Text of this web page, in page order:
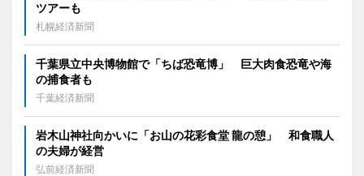
ツアーも
札幌経済新聞
千葉県立中央博物館で「ちば恐竜博」 巨大肉食恐竜や海
の捕食者も
千葉経済新聞
岩木山神社向かいに「お山の花彩食堂 龍の憩」 和食職人
の夫婦が経営
弘前経済新聞